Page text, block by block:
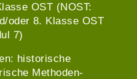
OST (NOST:
oder 8. Klasse OST
7)
historische
Methoden­